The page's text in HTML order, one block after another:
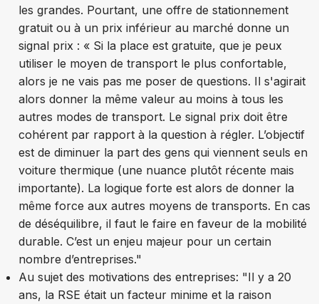
les grandes. Pourtant, une offre de stationnement
gratuit ou à un prix inférieur au marché donne un
signal prix : « Si la place est gratuite, que je peux
utiliser le moyen de transport le plus confortable,
alors je ne vais pas me poser de questions. Il s'agirait
alors donner la même valeur au moins à tous les
autres modes de transport. Le signal prix doit être
cohérent par rapport à la question à régler. L’objectif
est de diminuer la part des gens qui viennent seuls en
voiture thermique (une nuance plutôt récente mais
importante). La logique forte est alors de donner la
même force aux autres moyens de transports. En cas
de déséquilibre, il faut le faire en faveur de la mobilité
durable. C’est un enjeu majeur pour un certain
nombre d’entreprises."
Au sujet des motivations des entreprises: "Il y a 20
ans, la RSE était un facteur minime et la raison